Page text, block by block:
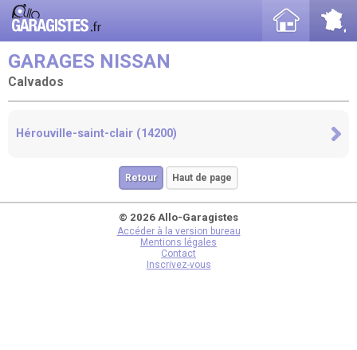
GARAGES NISSAN
Calvados
Hérouville-saint-clair (14200)
Retour Haut de page
© 2026 Allo-Garagistes
Accéder à la version bureau
Mentions légales
Contact
Inscrivez-vous